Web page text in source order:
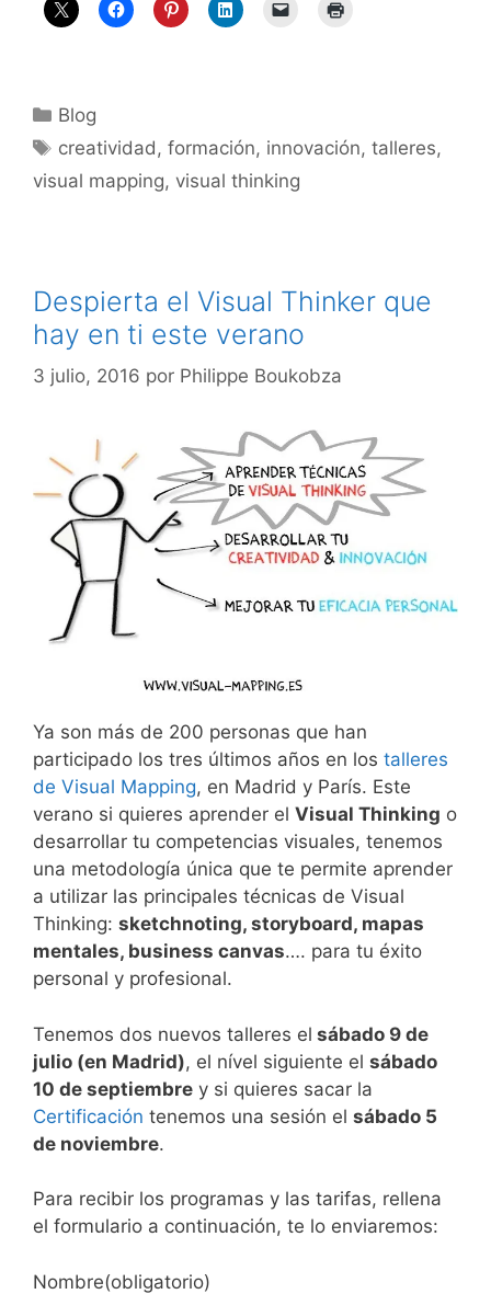
Categorías
Blog
Etiquetas
creatividad ,formación, innovación,talleres,
visual mapping, visual thinking
Despierta el Visual Thinker que
hay en ti este verano
3 julio, 2016 por Philippe Boukobza
Ya son más de 200 personas que han
participado los tres últimos años en los talleres
de Visual Mapping, en Madrid y París. Este
verano si quieres aprender el Visual Thinking o
desarrollar tu competencias visuales, tenemos
una metodología única que te permite aprender
a utilizar las principales técnicas de Visual
Thinking: sketchnoting, storyboard, mapas
mentales, business canvas…. para tu éxito
personal y profesional.
Tenemos dos nuevos talleres el sábado 9 de
julio (en Madrid), el nível siguiente el sábado
10 de septiembre y si quieres sacar la
Certificación tenemos una sesión el sábado 5
de noviembre.
Para recibir los programas y las tarifas, rellena
el formulario a continuación, te lo enviaremos:
Nombre(obligatorio)